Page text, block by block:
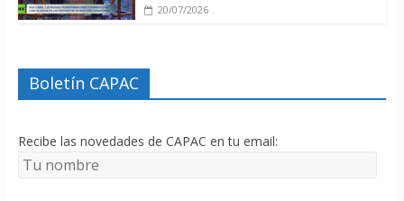
20/07/2026
Boletín CAPAC
Recibe las novedades de CAPAC en tu email: